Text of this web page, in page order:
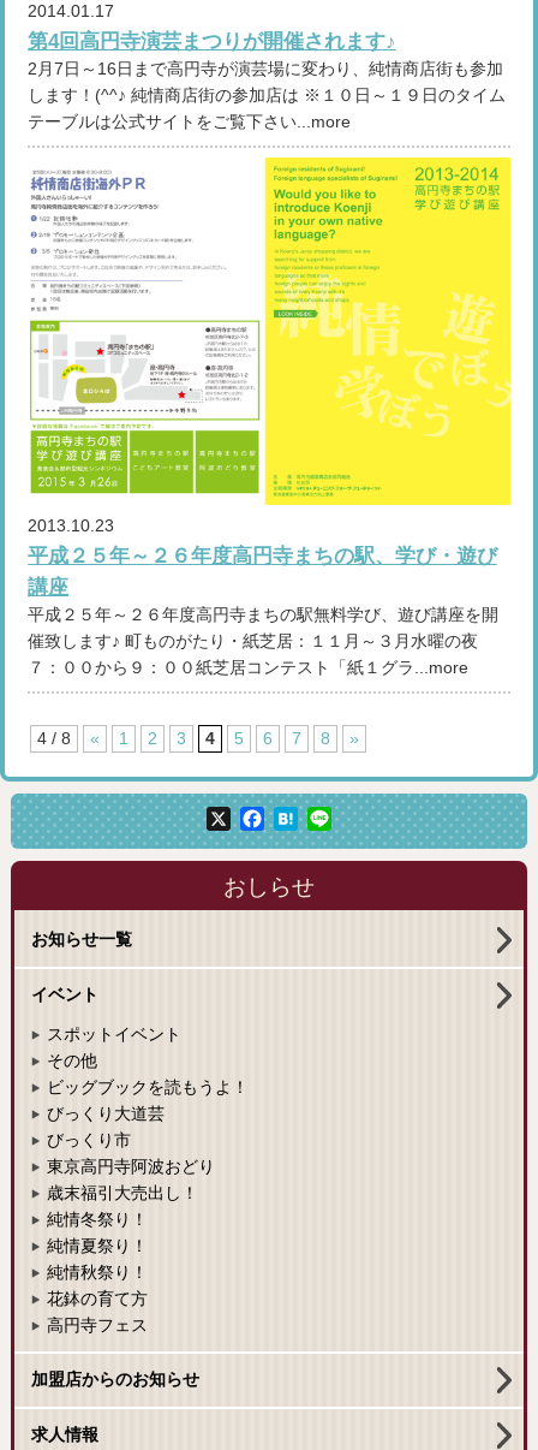
2014.01.17
第4回高円寺演芸まつりが開催されます♪
2月7日～16日まで高円寺が演芸場に変わり、純情商店街も参加
します！(^^♪ 純情商店街の参加店は ※１０日～１９日のタイム
テーブルは公式サイトをご覧下さい...more
2013.10.23
平成２５年～２６年度高円寺まちの駅、学び・遊び
講座
平成２５年～２６年度高円寺まちの駅無料学び、遊び講座を開
催致します♪ 町ものがたり・紙芝居：１１月～３月水曜の夜
７：００から９：００紙芝居コンテスト「紙１グラ...more
4 / 8 « 1 2 3 4 5 6 7 8 »
X Facebook
Hatena
Line
おしらせ
お知らせ一覧
イベント
スポットイベント
その他
ビッグブックを読もうよ！
びっくり大道芸
びっくり市
東京高円寺阿波おどり
歳末福引大売出し！
純情冬祭り！
純情夏祭り！
純情秋祭り！
花鉢の育て方
高円寺フェス
加盟店からのお知らせ
求人情報